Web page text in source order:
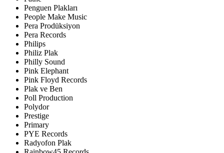
Penguen Plakları
People Make Music
Pera Prodüksiyon
Pera Records
Philips
Philiz Plak
Philly Sound
Pink Elephant
Pink Floyd Records
Plak ve Ben
Poll Production
Polydor
Prestige
Primary
PYE Records
Radyofon Plak